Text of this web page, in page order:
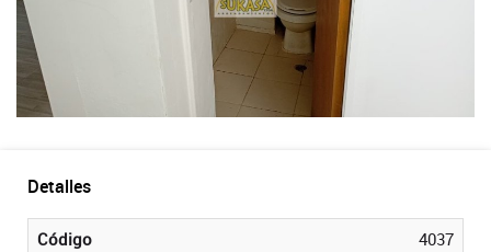
Detalles
Código 4037